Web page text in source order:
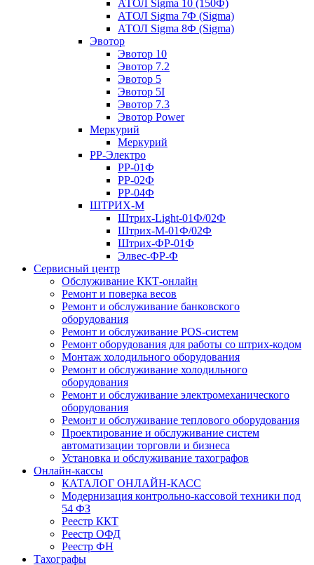
АТОЛ Sigma 10 (150Ф)
АТОЛ Sigma 7Ф (Sigma)
АТОЛ Sigma 8Ф (Sigma)
Эвотор
Эвотор 10
Эвотор 7.2
Эвотор 5
Эвотор 5I
Эвотор 7.3
Эвотор Power
Меркурий
Меркурий
РР-Электро
РР-01Ф
РР-02Ф
РР-04Ф
ШТРИХ-М
Штрих-Light-01Ф/02Ф
Штрих-М-01Ф/02Ф
Штрих-ФР-01Ф
Элвес-ФР-Ф
Сервисный центр
Обслуживание ККТ-онлайн
Ремонт и поверка весов
Ремонт и обслуживание банковского
оборудования
Ремонт и обслуживание POS-систем
Ремонт оборудования для работы со штрих-кодом
Монтаж холодильного оборудования
Ремонт и обслуживание холодильного
оборудования
Ремонт и обслуживание электромеханического
оборудования
Ремонт и обслуживание теплового оборудования
Проектирование и обслуживание систем
автоматизации торговли и бизнеса
Установка и обслуживание тахографов
Онлайн-кассы
КАТАЛОГ ОНЛАЙН-КАСС
Модернизация контрольно-кассовой техники под
54 ФЗ
Реестр ККТ
Реестр ОФД
Реестр ФН
Тахографы